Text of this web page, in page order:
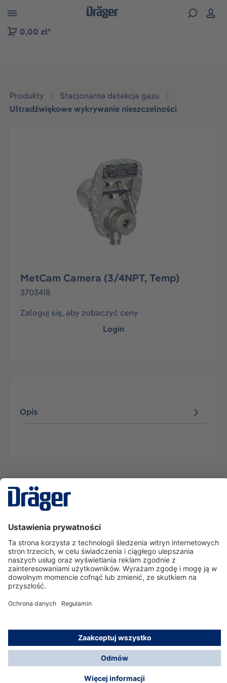
do nawigacji na platformie B2B
0,00 zł*
Produkty
Stacjonarna detekcja gazu
Ultradźwiękowe wykrywanie nieszczelności
MetCam Camera (3/4NPT, Temp)
3703418
Zaloguj się, aby zobaczyć ceny
Login
Opis
Serwisowa linia hotline
O nas
Korzystanie ze sklepu
© Dräger Polska Sp. z o.o., 2025
*Wszystkie ceny bez VAT, na warunkach opisanych w